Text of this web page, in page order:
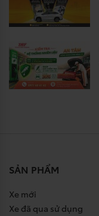
SẢN PHẨM
Xe mới
Xe đã qua sử dụng